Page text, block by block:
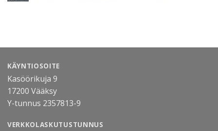
KÄYNTIOSOITE
Kasöörikuja 9
17200 Vääksy
Y-tunnus 2357813-9
VERKKOLASKUTUSTUNNUS